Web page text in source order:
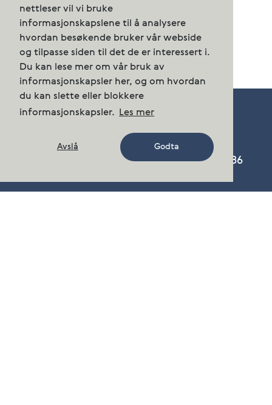
nettleser vil vi bruke
informasjonskapslene til å analysere
hvordan besøkende bruker vår webside
og tilpasse siden til det de er interessert i.
Du kan lese mer om vår bruk av
informasjonskapsler her, og om hvordan
du kan slette eller blokkere
informasjonskapsler.
Les mer
Avslå Godta
anlegg
Cermaq Norway AS, Nordfoldveien 165, 8286